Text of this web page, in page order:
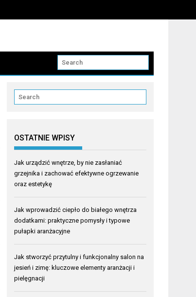
OSTATNIE WPISY
Jak urządzić wnętrze, by nie zasłaniać
grzejnika i zachować efektywne ogrzewanie
oraz estetykę
Jak wprowadzić ciepło do białego wnętrza
dodatkami: praktyczne pomysły i typowe
pułapki aranżacyjne
Jak stworzyć przytulny i funkcjonalny salon na
jesień i zimę: kluczowe elementy aranżacji i
pielęgnacji